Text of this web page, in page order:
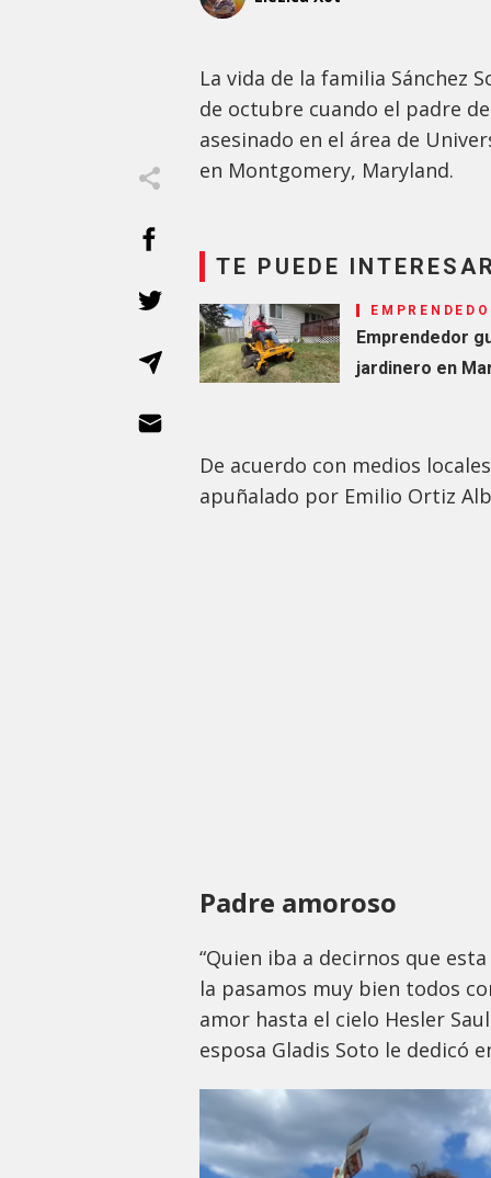
La vida de la familia Sánchez
de octubre cuando el padre
asesinado en el área de
en Montgomery, Maryland.
TE PUEDE
Emprendedor
jardinero en
De acuerdo con medios
apuñalado por Emilio Ortiz
Padre amoroso
“Quien iba a decirnos que
la pasamos muy bien todos
amor hasta el cielo Hesler
esposa Gladis Soto le dedicó